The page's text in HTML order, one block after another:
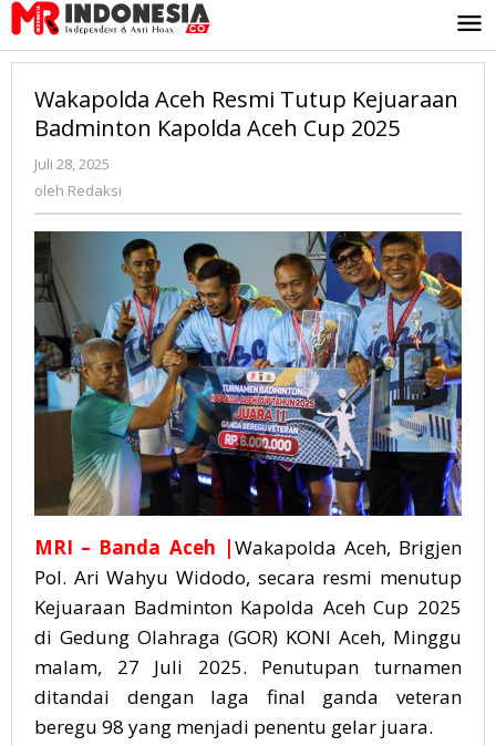
Lewati
ke
konten
Wakapolda Aceh Resmi Tutup Kejuaraan
Badminton Kapolda Aceh Cup 2025
Juli 28, 2025
oleh Redaksi
MRI – Banda Aceh |Wakapolda Aceh, Brigjen
Pol. Ari Wahyu Widodo, secara resmi menutup
Kejuaraan Badminton Kapolda Aceh Cup 2025
di Gedung Olahraga (GOR) KONI Aceh, Minggu
malam, 27 Juli 2025. Penutupan turnamen
ditandai dengan laga final ganda veteran
beregu 98 yang menjadi penentu gelar juara.